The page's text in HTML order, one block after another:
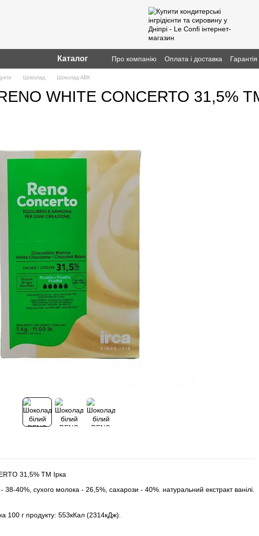
Каталог Про компанію Оплата і доставка Гарантія
Шоколад Шоколад АВК
WHITE CONCERTO 31,5%
31,5% ТМ Ірка
38-40%, сухого молока - 26,5%, сахарози - 40%. натуральний екстракт ванілі.
100 г продукту: 553кКал (2314кДж).